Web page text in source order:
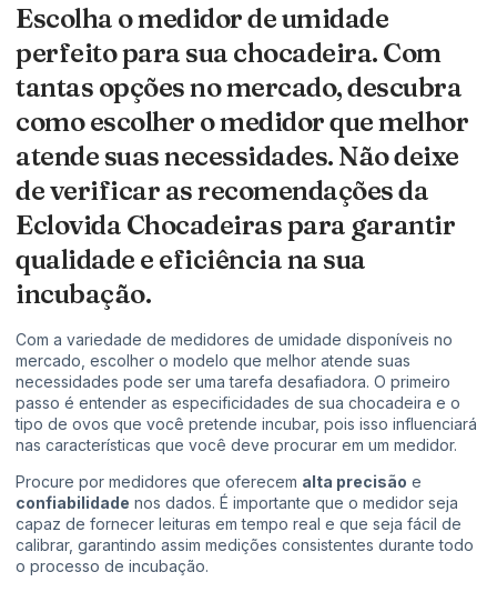
Escolha o medidor de umidade
perfeito para sua chocadeira. Com
tantas opções no mercado, descubra
como escolher o medidor que melhor
atende suas necessidades. Não deixe
de verificar as recomendações da
Eclovida Chocadeiras para garantir
qualidade e eficiência na sua
incubação.
Com a variedade de medidores de umidade disponíveis no
mercado, escolher o modelo que melhor atende suas
necessidades pode ser uma tarefa desafiadora. O primeiro
passo é entender as especificidades de sua chocadeira e o
tipo de ovos que você pretende incubar, pois isso influenciará
nas características que você deve procurar em um medidor.
Procure por medidores que oferecem alta precisão e
confiabilidade nos dados. É importante que o medidor seja
capaz de fornecer leituras em tempo real e que seja fácil de
calibrar, garantindo assim medições consistentes durante todo
o processo de incubação.